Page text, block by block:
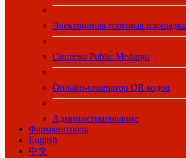
Электронная торговая площадка
Система Public.Medargo
Онлайн-генератор QR кодов
Администрирование
Фармконтроль
English
中文